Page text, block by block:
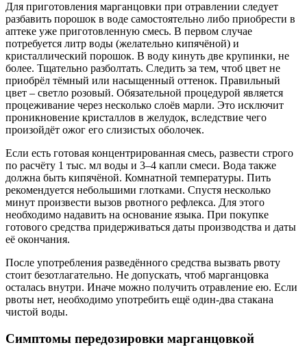
Для приготовления марганцовки при отравлении следует
разбавить порошок в воде самостоятельно либо приобрести в
аптеке уже приготовленную смесь. В первом случае
потребуется литр воды (желательно кипячёной) и
кристаллический порошок. В воду кинуть две крупинки, не
более. Тщательно разболтать. Следить за тем, чтоб цвет не
приобрёл тёмный или насыщенный оттенок. Правильный
цвет – светло розовый. Обязательной процедурой является
процеживание через несколько слоёв марли. Это исключит
проникновение кристаллов в желудок, вследствие чего
произойдёт ожог его слизистых оболочек.
Если есть готовая концентрированная смесь, развести строго
по расчёту 1 тыс. мл воды и 3–4 капли смеси. Вода также
должна быть кипячёной. Комнатной температуры. Пить
рекомендуется небольшими глотками. Спустя несколько
минут произвести вызов рвотного рефлекса. Для этого
необходимо надавить на основание языка. При покупке
готового средства придерживаться даты производства и даты
её окончания.
После употребления разведённого средства вызвать рвоту
стоит безотлагательно. Не допускать, чтоб марганцовка
осталась внутри. Иначе можно получить отравление ею. Если
рвоты нет, необходимо употребить ещё один-два стакана
чистой воды.
Симптомы передозировки марганцовкой